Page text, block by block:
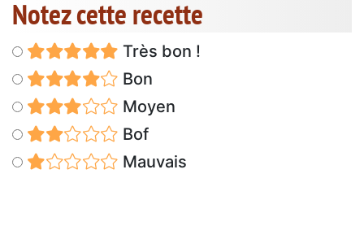
Notez cette recette
Très bon !
Bon
Moyen
Bof
Mauvais